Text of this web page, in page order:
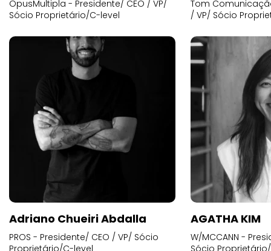
OpusMultipla - Presidente/ CEO / VP/
Sócio Proprietário/C-level
Tom
/ VP/ Sócio
Adriano Chueiri Abdalla
PROS - Presidente/ CEO / VP/ Sócio
Proprietário/C-level
AGATHA KIM
W/MCCANN -
Sócio